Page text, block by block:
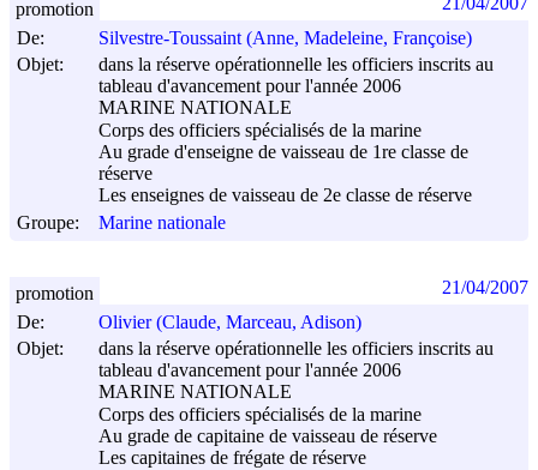
De:
Silvestre-Toussaint (Anne, Madeleine, Françoise)
Objet:
dans la réserve opérationnelle les officiers inscrits au
tableau d'avancement pour l'année 2006
MARINE NATIONALE
Corps des officiers spécialisés de la marine
Au grade d'enseigne de vaisseau de 1re classe de
réserve
Les enseignes de vaisseau de 2e classe de réserve
Groupe:
Marine nationale
promotion
De:
Olivier (Claude, Marceau, Adison)
Objet:
dans la réserve opérationnelle les officiers inscrits au
tableau d'avancement pour l'année 2006
MARINE NATIONALE
Corps des officiers spécialisés de la marine
Au grade de capitaine de vaisseau de réserve
Les capitaines de frégate de réserve
promotion 21/04/2007